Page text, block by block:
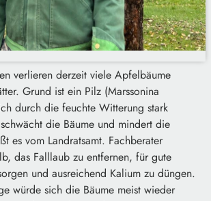
verlieren derzeit viele Apfelbäume
Grund ist ein Pilz (Marssonina
durch die feuchte Witterung stark
die Bäume und mindert die
es vom Landratsamt. Fachberater
das Falllaub zu entfernen, für gute
und ausreichend Kalium zu düngen.
würde sich die Bäume meist wieder